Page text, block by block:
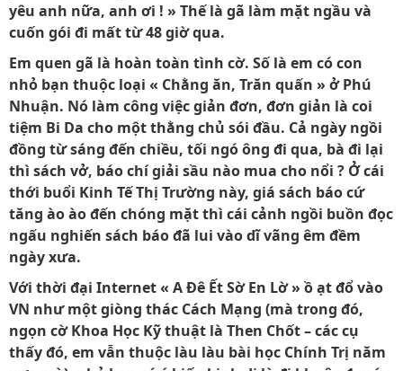
yêu anh nữa, anh ơi ! » Thế là gã làm mặt ngầu và
cuốn gói đi mất từ 48 giờ qua.
Em quen gã là hoàn toàn tình cờ. Số là em có con
nhỏ bạn thuộc loại « Chằng ăn, Trăn quấn » ở Phú
Nhuận. Nó làm công việc giản đơn, đơn giản là coi
tiệm Bi Da cho một thằng chủ sói đầu. Cả ngày ngồi
đồng từ sáng đến chiều, tối ngó ông đi qua, bà đi lại
thì sách vở, báo chí giải sầu nào mua cho nổi ? Ở cái
thới buổi Kinh Tế Thị Trường này, giá sách báo cứ
tăng ào ào đến chóng mặt thì cái cảnh ngồi buồn đọc
ngấu nghiến sách báo đã lui vào dĩ vãng êm đềm
ngày xưa.
Với thời đại Internet « A Đê Ết Sờ En Lờ » ồ ạt đổ vào
VN như một giòng thác Cách Mạng (mà trong đó,
ngọn cờ Khoa Học Kỹ thuật là Then Chốt – các cụ
thấy đó, em vẫn thuộc làu làu bài học Chính Trị năm